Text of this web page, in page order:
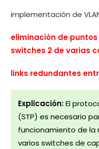
implementación de
eliminación de
switches 2 de varias
links redundantes
Explicación:El
(STP) es necesario
funcionamiento de la
varios switches de